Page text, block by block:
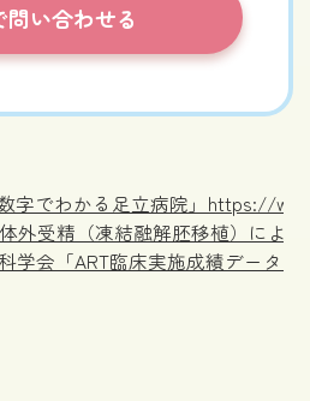
問い合わせる
字でわかる足立病院」https://
外受精（凍結融解胚移植）によ
学会「ART臨床実施成績データ